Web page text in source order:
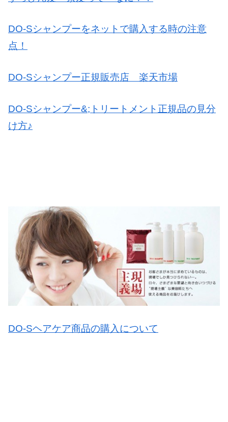
DO-Sシャンプーをネットで購入する時の注意
点！
DO-Sシャンプー正規販売店 楽天市場
DO-Sシャンプー&;トリートメント正規品の見分
け方♪
DO-Sヘアケア商品の購入について